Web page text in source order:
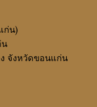
ก่น)
ง จังหวัดขอนแก่น